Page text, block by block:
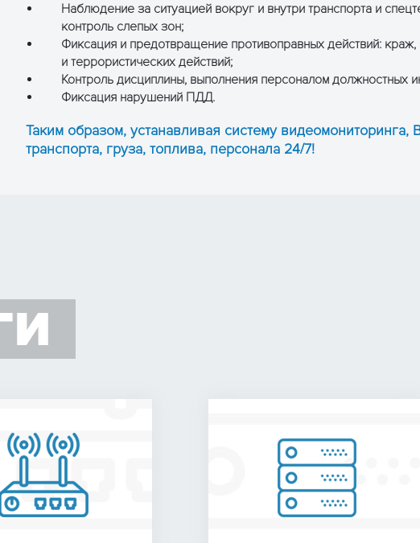
Наблюдение за ситуацией вокруг и внутри транспорта и
контроль слепых зон;
Фиксация и предотвращение противоправных действий: краж,
и террористических действий;
Контроль дисциплины, выполнения персоналом должностных
Фиксация нарушений ПДД.
Таким образом, устанавливая систему
транспорта, груза, топлива, персонала 24/7!